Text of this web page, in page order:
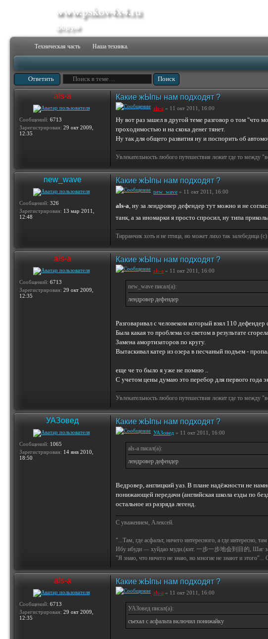
www.pskov4x4.ru
форум
Техническая часть Наша техника.
Ответить
als-a
Сообщений: 6713
Зарегистрирован: 29 окт 2009,
12:35
Какие жЫпы нам подходят ?
als-a » 11 окт 2011, 16:00
Ну вот раз зашел в другой теме разговор о том "что
проходимостью и на скока денег тянет.
Ну так для общего развития ну и поспорить об
Увлекательность любого путешествия лежит где то между
new_wave
Сообщений: 326
Зарегистрирован: 13 мар 2011,
12:48
Какие жЫпы нам подходят ?
new_wave » 11 окт 2011, 16:00
als-a, ну за лендровер дефендер тут можно и не
танк, а за иномарки я просто спросил, ну типа
Тирранчик хоть и не птица, но может лихо так залебедица
als-a
Сообщений: 6713
Зарегистрирован: 29 окт 2009,
12:35
Какие жЫпы нам подходят ?
als-a » 11 окт 2011, 16:00
new_wave писал(а):
лендровер дефендер
Разговаривал с человеком который взял 110 дефендер
Была какая то проблема со светом в результате
Замена амортизаторов по кругу.
Вытаскивал катер из озера в песчаный подъем -
еще че то было я уже не помню ..
С учетом цены думаю это перебор для первого года
Увлекательность любого путешествия лежит где то между
УАЗовед
Сообщений: 1065
Зарегистрирован: 14 янв 2010,
18:50
Какие жЫпы нам подходят ?
УАЗовед » 11 окт 2011, 16:00
als-a писал(а):
лендровер дефендер
Ведровер, англицкий уаз. В плане надёжности не
понижающей передачи (английская школа езды по
остальное из разряда легенд.
С уважением, Алексей.
"...Там, где асфальт, ничего интересного, а где интересно,
Ибу ибуди — хуйдао муди.(кит. 一步一步地会到目的, Шаг
"Я знаю, что ничего не знаю, но многие не знают и этого"...
als-a
Сообщений: 6713
Зарегистрирован: 29 окт 2009,
12:35
Какие жЫпы нам подходят ?
als-a » 11 окт 2011, 16:00
УАЗовед писал(а):
съехал с асфальта включил понижайку